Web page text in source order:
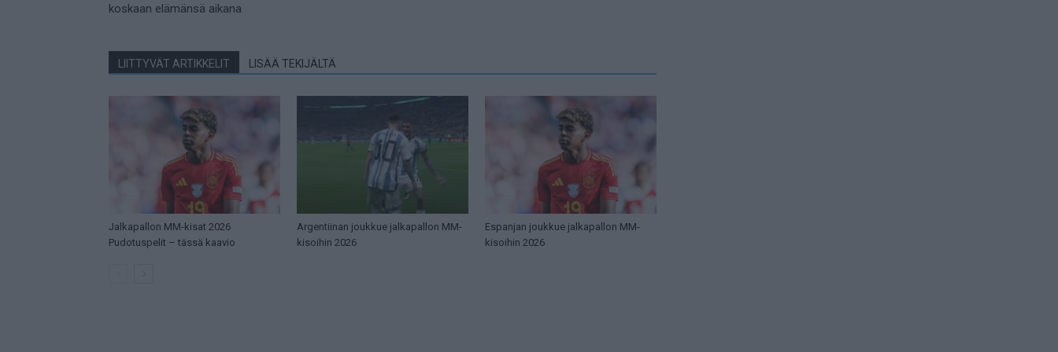
koskaan elämänsä aikana
LIITTYVÄT ARTIKKELIT LISÄÄ TEKIJÄLTÄ
Jalkapallon MM-kisat 2026
Pudotuspelit – tässä kaavio
Argentiinan joukkue jalkapallon MM-
kisoihin 2026
Espanjan joukkue jalkapallon MM-
kisoihin 2026